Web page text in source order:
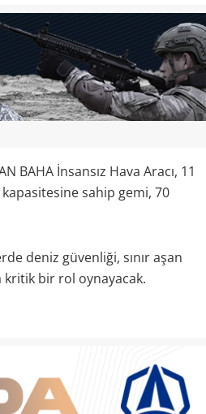
BAHA İnsansız Hava Aracı, 11
sahip gemi, 70
deniz güvenliği, sınır aşan
kritik bir rol oynayacak.